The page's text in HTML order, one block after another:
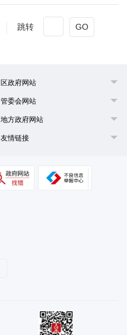
跳转 GO
区政府网站
管委会网站
地方政府网站
友情链接